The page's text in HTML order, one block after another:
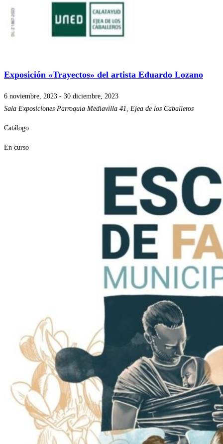
Exposición «Trayectos» del artista Eduardo Lozano
6 noviembre, 2023 - 30 diciembre, 2023
Sala Exposiciones Parroquia Mediavilla 41, Ejea de los Caballeros
Catálogo
En curso